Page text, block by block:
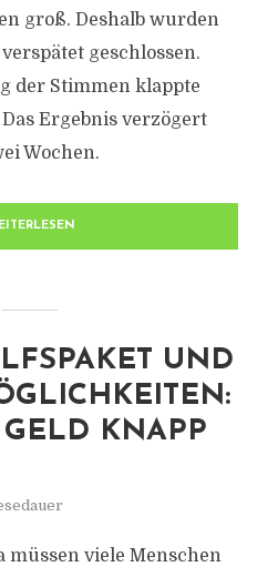
groß. Deshalb wurden
geschlossen.
der Stimmen klappte
Ergebnis verzögert
Wochen.
UND
KNAPP
müssen viele Menschen